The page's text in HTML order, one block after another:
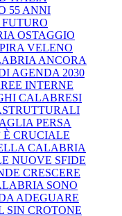
55 ANNI
OSTAGGIO
VELENO
ANCORA
AGENDA 2030
INTERNE
CALABRESI
PERSA
È CRUCIALE
CALABRIA
NUOVE SFIDE
CRESCERE
SONO
ADEGUARE
SIN CROTONE